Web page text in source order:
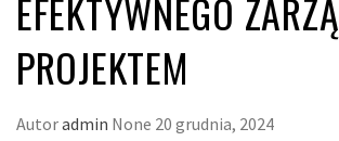
EFEKTYWNEGO
PROJEKTEM
Autoradmin None 20 grudnia, 2024